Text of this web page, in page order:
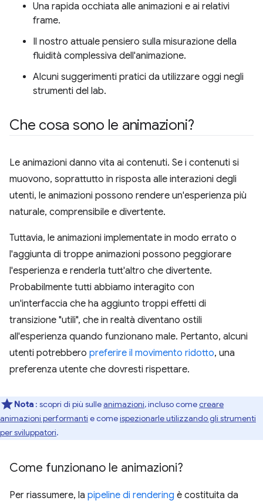
Una rapida occhiata alle animazioni e ai relativi
frame.
Il nostro attuale pensiero sulla misurazione della
fluidità complessiva dell'animazione.
Alcuni suggerimenti pratici da utilizzare oggi negli
strumenti del lab.
Che cosa sono le animazioni?
Le animazioni danno vita ai contenuti. Se i contenuti si
muovono, soprattutto in risposta alle interazioni degli
utenti, le animazioni possono rendere un'esperienza più
naturale, comprensibile e divertente.
Tuttavia, le animazioni implementate in modo errato o
l'aggiunta di troppe animazioni possono peggiorare
l'esperienza e renderla tutt'altro che divertente.
Probabilmente tutti abbiamo interagito con
un'interfaccia che ha aggiunto troppi effetti di
transizione "utili", che in realtà diventano ostili
all'esperienza quando funzionano male. Pertanto, alcuni
utenti potrebbero preferire il movimento ridotto, una
preferenza utente che dovresti rispettare.
Nota : scopri di più sulleanimazioni, incluso comecreare
animazioni performanti e comeispezionarle utilizzando gli strumenti
per sviluppatori.
Come funzionano le animazioni?
Per riassumere, la pipeline di rendering è costituita da